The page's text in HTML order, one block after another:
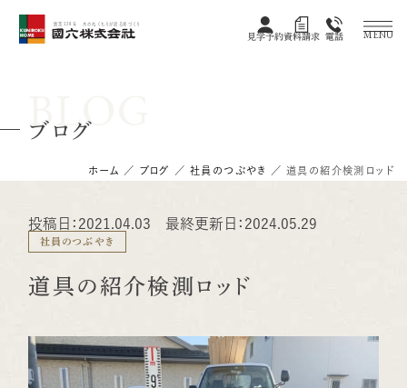
創業128年 木のぬくもりが宿る家づくり
見学予約資料請求 電話 MENU
ブログ
BLOG
ホーム ／ ブログ ／ 社員のつぶやき ／ 道具の紹介検測ロッド
投稿日：2021.04.03 最終更新日：2024.05.29
社員のつぶやき
道具の紹介検測ロッド